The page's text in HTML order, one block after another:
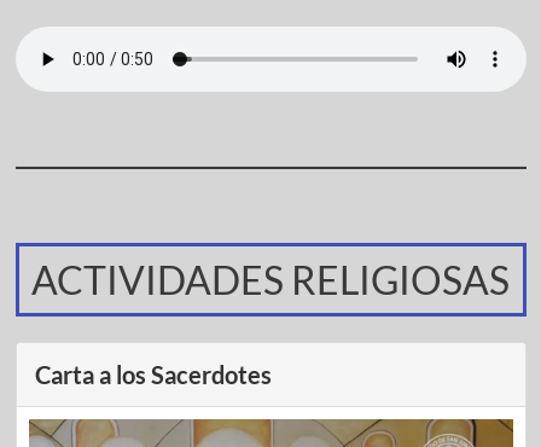
ACTIVIDADES RELIGIOSAS
Carta a los Sacerdotes